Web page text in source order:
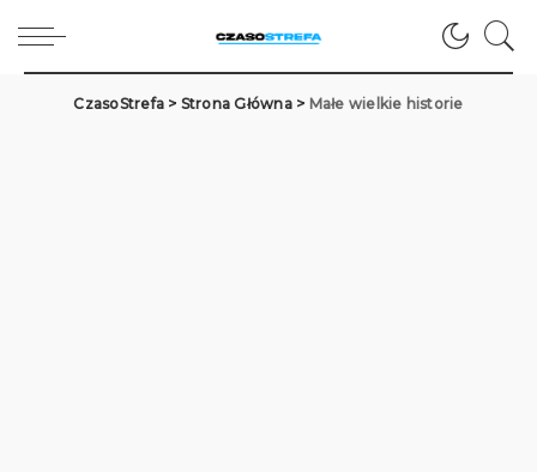
CzasoStrefa > Strona Główna> Małe wielkie historie